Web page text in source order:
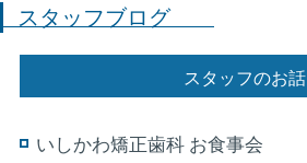
スタッフブログ
スタッフのお話
いしかわ矯正歯科 お食事会